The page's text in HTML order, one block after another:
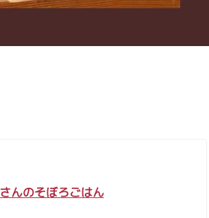
んのそぼろごはん